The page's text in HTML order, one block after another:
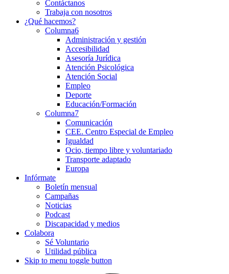
Contáctanos
Trabaja con nosotros
¿Qué hacemos?
Columna6
Administración y gestión
Accesibilidad
Asesoría Jurídica
Atención Psicológica
Atención Social
Empleo
Deporte
Educación/Formación
Columna7
Comunicación
CEE. Centro Especial de Empleo
Igualdad
Ocio, tiempo libre y voluntariado
Transporte adaptado
Europa
Infórmate
Boletín mensual
Campañas
Noticias
Podcast
Discapacidad y medios
Colabora
Sé Voluntario
Utilidad pública
Skip to menu toggle button